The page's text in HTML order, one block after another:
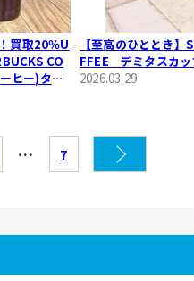
買取20％U
CO
ヒー)タン
【至高のひととき】
FFEE デミタスカッ
2026.03.29
… 7